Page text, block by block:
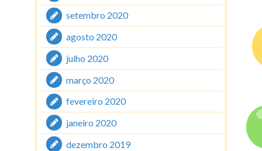
setembro 2020
agosto 2020
julho 2020
março 2020
fevereiro 2020
janeiro 2020
dezembro 2019